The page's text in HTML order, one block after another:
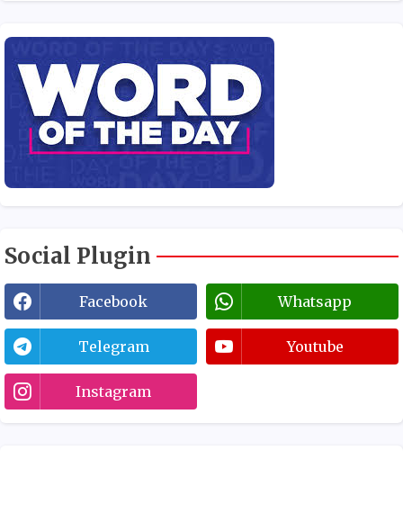
Social Plugin
Facebook Whatsapp
Telegram Youtube
Instagram